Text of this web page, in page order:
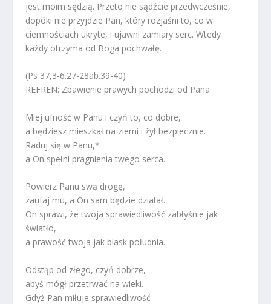
jest moim sędzią. Przeto nie sądźcie przedwcześnie,
dopóki nie przyjdzie Pan, który rozjaśni to, co w
ciemnościach ukryte, i ujawni zamiary serc. Wtedy
każdy otrzyma od Boga pochwałę.
(Ps 37,3-6.27-28ab.39-40)
REFREN: Zbawienie prawych pochodzi od Pana
Miej ufność w Panu i czyń to, co dobre,
a będziesz mieszkał na ziemi i żył bezpiecznie.
Raduj się w Panu,*
a On spełni pragnienia twego serca.
Powierz Panu swą drogę,
zaufaj mu, a On sam będzie działał.
On sprawi, że twoja sprawiedliwość zabłyśnie jak
światło,
a prawość twoja jak blask południa.
Odstąp od złego, czyń dobrze,
abyś mógł przetrwać na wieki.
Gdyż Pan miłuje sprawiedliwość